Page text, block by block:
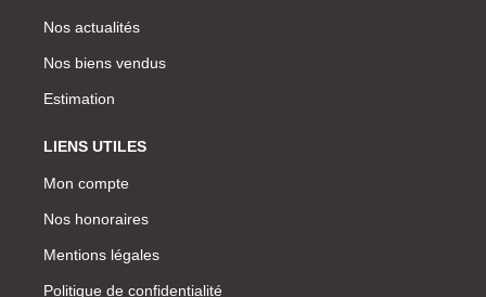
Nos actualités
Nos biens vendus
Estimation
LIENS UTILES
Mon compte
Nos honoraires
Mentions légales
Politique de confidentialité